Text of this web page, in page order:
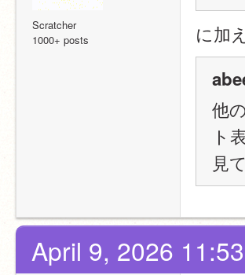
Scratcher
1000+ posts
に加
他
ト
見
April 9, 2026